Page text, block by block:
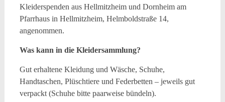
Kleiderspenden aus Hellmitzheim und Dornheim am
Pfarrhaus in Hellmitzheim, Helmboldstraße 14,
angenommen.
Was kann in die Kleidersammlung?
Gut erhaltene Kleidung und Wäsche, Schuhe,
Handtaschen, Plüschtiere und Federbetten – jeweils gut
verpackt (Schuhe bitte paarweise bündeln).